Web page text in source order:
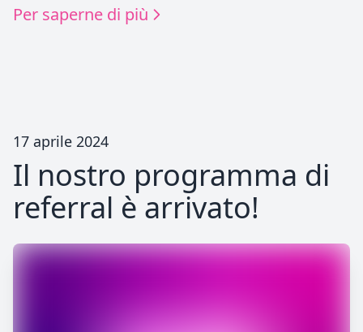
Per saperne di più
17 aprile 2024
Il nostro programma di
referral è arrivato!